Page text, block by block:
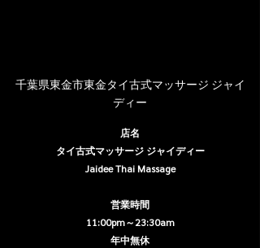
千葉県東金市東金タイ古式マッサージ ジャイ
ディー
店名
タイ古式マッサージ ジャイディー
Jaidee Thai Massage
営業時間
11:00pm～23:30am
年中無休